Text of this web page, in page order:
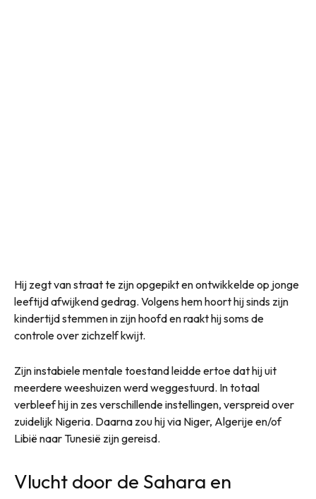
Hij zegt van straat te zijn opgepikt en ontwikkelde op jonge
leeftijd afwijkend gedrag. Volgens hem hoort hij sinds zijn
kindertijd stemmen in zijn hoofd en raakt hij soms de
controle over zichzelf kwijt.
Zijn instabiele mentale toestand leidde ertoe dat hij uit
meerdere weeshuizen werd weggestuurd. In totaal
verbleef hij in zes verschillende instellingen, verspreid over
zuidelijk Nigeria. Daarna zou hij via Niger, Algerije en/of
Libië naar Tunesië zijn gereisd.
Vlucht door de Sahara en